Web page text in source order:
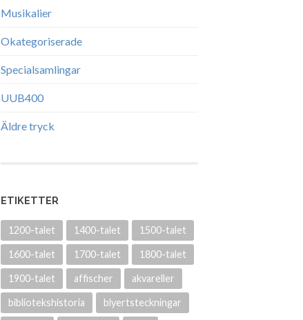
Musikalier
Okategoriserade
Specialsamlingar
UUB400
Äldre tryck
ETIKETTER
1200-talet 1400-talet 1500-talet
1600-talet 1700-talet 1800-talet
1900-talet affischer akvareller
bibliotekshistoria blyertsteckningar